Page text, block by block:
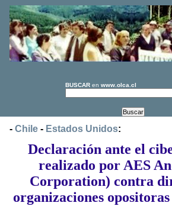
BUSCAR en www.olca.cl
- Chile - Estados Unidos:
Declaración ante el
realizado por AES
Corporation) contra
organizaciones